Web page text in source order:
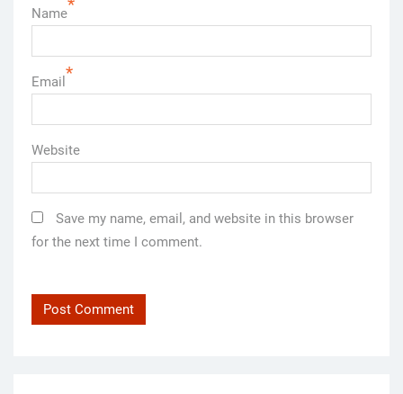
Name*
Email *
Website
Save my name, email, and website in this browser
for the next time I comment.